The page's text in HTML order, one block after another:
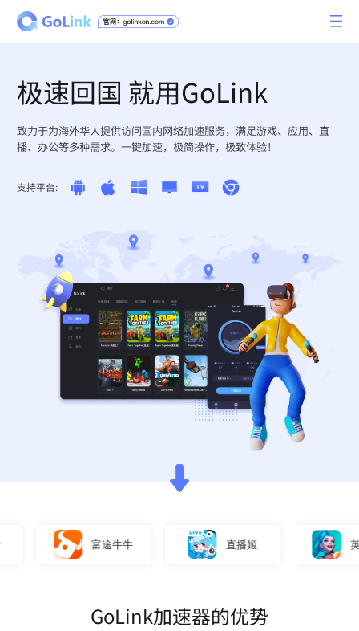
极速回国 就用GoLink
致力于为海外华人提供访问国内网络加速服务，满足游戏、应用、直
播、办公等多种需求。一键加速，极简操作，极致体验！
支持平台:
富途牛牛 直播姬 英雄
GoLink加速器的优势